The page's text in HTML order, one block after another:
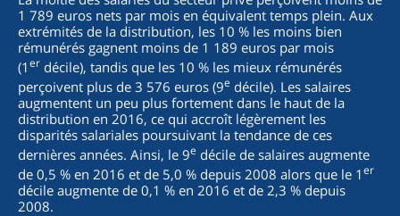
1 789 euros nets par mois en équivalent temps plein. Aux
extrémités de la distribution, les 10 % les moins bien
rémunérés gagnent moins de 1 189 euros par mois
(1er décile), tandis que les 10 % les mieux rémunérés
perçoivent plus de 3 576 euros (9e décile). Les salaires
augmentent un peu plus fortement dans le haut de la
distribution en 2016, ce qui accroît légèrement les
disparités salariales poursuivant la tendance de ces
dernières années. Ainsi, le 9e décile de salaires augmente
de 0,5 % en 2016 et de 5,0 % depuis 2008 alors que le 1er
décile augmente de 0,1 % en 2016 et de 2,3 % depuis
2008.